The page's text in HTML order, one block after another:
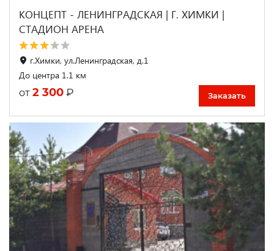
КОНЦЕПТ - ЛЕНИНГРАДСКАЯ | Г. ХИМКИ |
СТАДИОН АРЕНА
г.Химки, ул.Ленинградская, д.1
До центра 1.1 км
от 2 300 ₽ Заказать